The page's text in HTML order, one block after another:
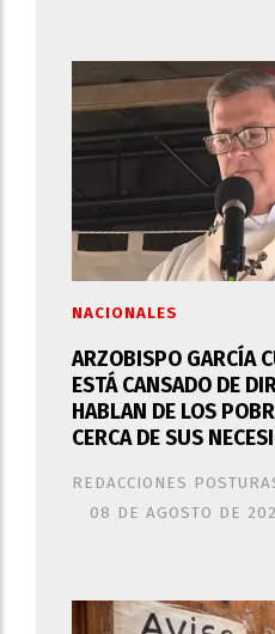
ARZOBISPO GARCÍA
ESTÁ CANSADO DE
HABLAN DE LOS
CERCA DE SUS
REDACCIONES
NACIONALES
08 DE AGOSTO DE